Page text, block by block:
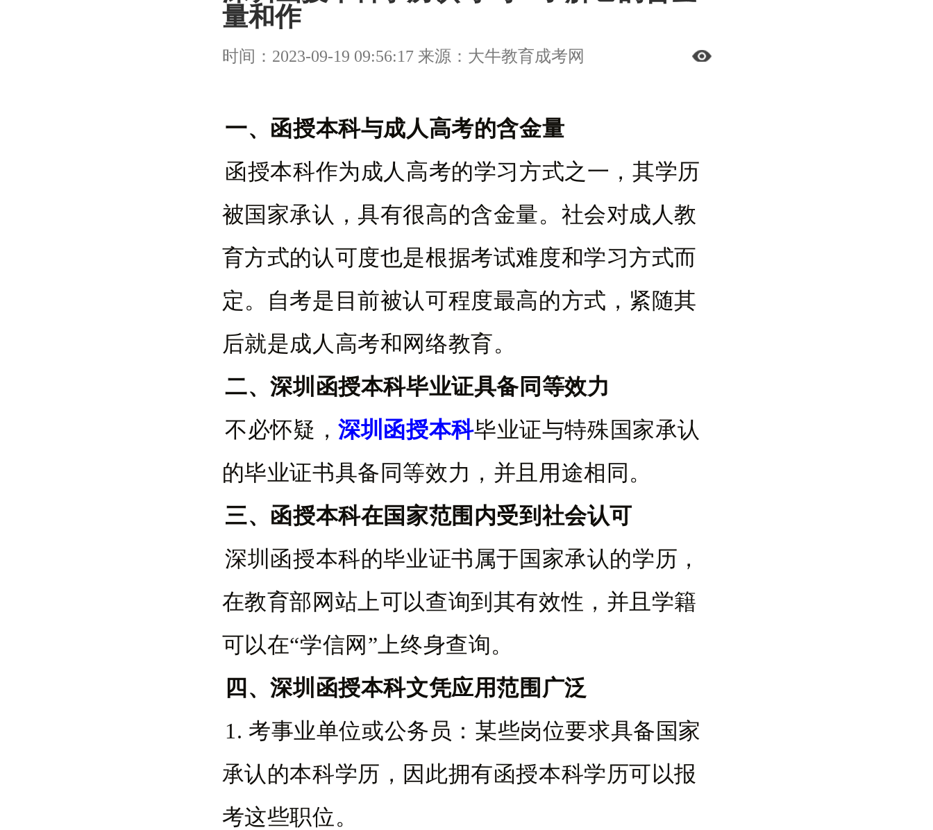
量和作
时间：2023-09-19 09:56:17 来源：大牛教育成考网
一、函授本科与成人高考的含金量
函授本科作为成人高考的学习方式之一，其学历
被国家承认，具有很高的含金量。社会对成人教
育方式的认可度也是根据考试难度和学习方式而
定。自考是目前被认可程度最高的方式，紧随其
后就是成人高考和网络教育。
二、深圳函授本科毕业证具备同等效力
不必怀疑，深圳函授本科毕业证与特殊国家承认
的毕业证书具备同等效力，并且用途相同。
三、函授本科在国家范围内受到社会认可
深圳函授本科的毕业证书属于国家承认的学历，
在教育部网站上可以查询到其有效性，并且学籍
可以在“学信网”上终身查询。
四、深圳函授本科文凭应用范围广泛
1. 考事业单位或公务员：某些岗位要求具备国家
承认的本科学历，因此拥有函授本科学历可以报
考这些职位。